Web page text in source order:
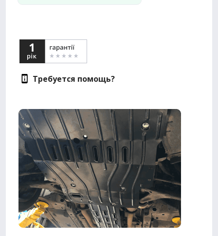
Требуется помощь?